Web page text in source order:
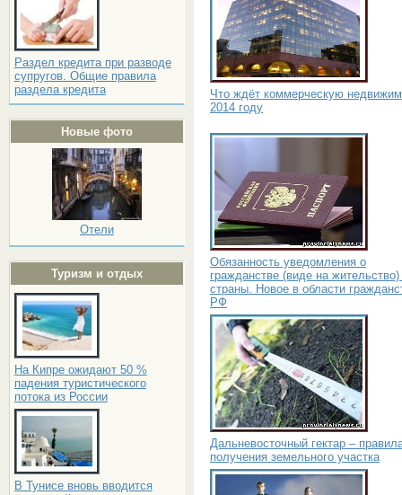
Раздел кредита при разводе
супругов. Общие правила
раздела кредита
Новые фото
Отели
Туризм и отдых
На Кипре ожидают 50 %
падения туристического
потока из России
В Тунисе вновь вводится
Что ждёт коммерческую
2014 году
Обязанность уведомления о
гражданстве (виде на жительство)
страны. Новое в области
РФ
Дальневосточный гектар –
получения земельного участка